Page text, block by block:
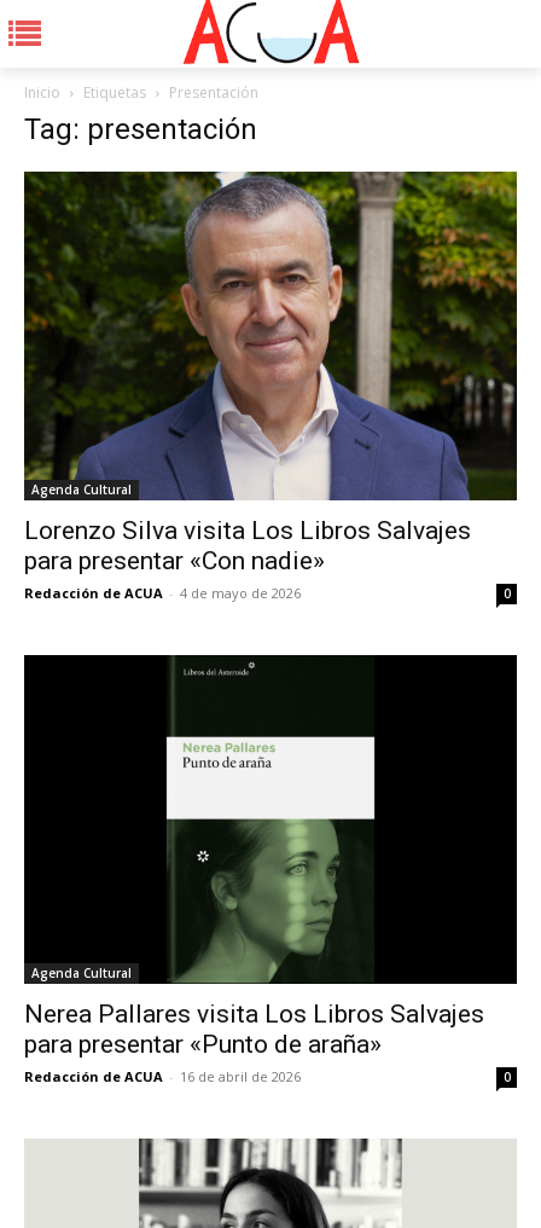
Inicio Etiquetas Presentación
Tag: presentación
Agenda Cultural
Lorenzo Silva visita Los Libros Salvajes
para presentar «Con nadie»
Redacción de ACUA - 4 de mayo de 2026 0
Agenda Cultural
Nerea Pallares visita Los Libros Salvajes
para presentar «Punto de araña»
Redacción de ACUA - 16 de abril de 2026 0